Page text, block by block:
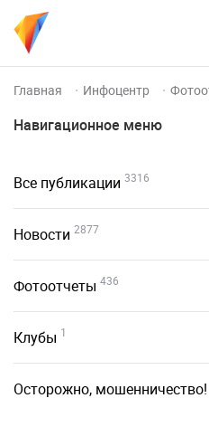
Главная Инфоцентр
Навигационное меню
Все публикации 3316
Новости 2877
Фотоотчеты 436
Клубы 1
Осторожно, мошенничество!